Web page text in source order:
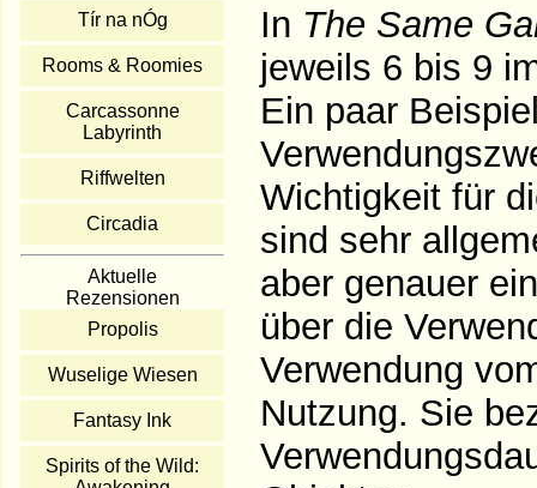
Tír na nÓg
Rooms & Roomies
Carcassonne
Labyrinth
Riffwelten
Circadia
Aktuelle
Rezensionen
Propolis
Wuselige Wiesen
Fantasy Ink
Spirits of the Wild:
In The Same
jeweils 6 bis 9
Ein paar
Wichtigkeit für
sind sehr
aber genauer
über die
Verwendung
Nutzung. Sie